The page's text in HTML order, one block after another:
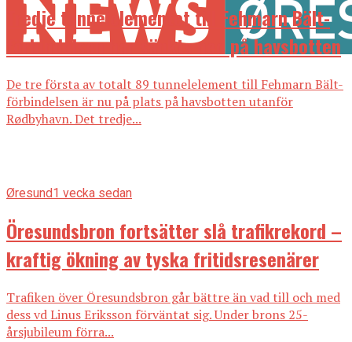
Tredje tunnelelementet till Fehmarn Bält-
förbindelsen har sänkts ned på havsbotten
De tre första av totalt 89 tunnelelement till Fehmarn Bält-
förbindelsen är nu på plats på havsbotten utanför
Rødbyhavn. Det tredje...
Øresund1 vecka sedan
Öresundsbron fortsätter slå trafikrekord –
kraftig ökning av tyska fritidsresenärer
Trafiken över Öresundsbron går bättre än vad till och med
dess vd Linus Eriksson förväntat sig. Under brons 25-
årsjubileum förra...